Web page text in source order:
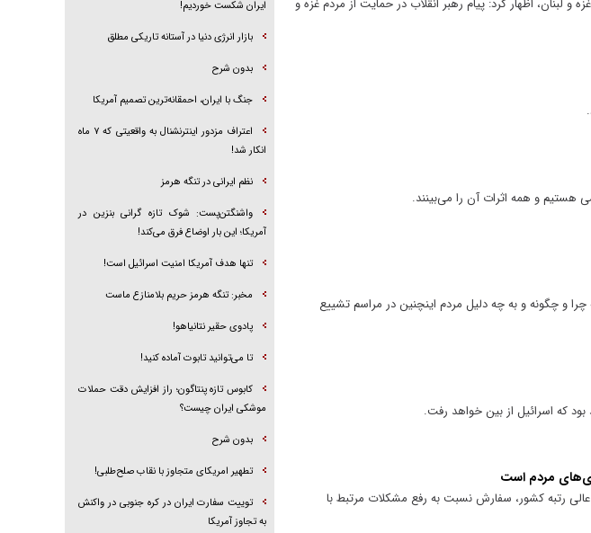
اظهار کرد: پیام رهبر انقلاب در حمایت از مردم غزه و
هستیم و همه اثرات آن را می‌بینند.
و چگونه و به چه دلیل مردم اینچنین در مراسم تشییع
که اسرائیل از بین خواهد رفت.
مردم است
رتبه کشور، سفارش نسبت به رفع مشکلات مرتبط با
ایران شکست خوردیم!
بازار انرژی دنیا در آستانه تاریکی مطلق
بدون شرح
جنگ با ایران، احمقانه‌ترین تصمیم آمریکا
اعتراف مزدور اینترنشنال به واقعیتی که ۷ ماه
انکار شد!
نظم ایرانی در تنگه هرمز
واشنگتن‌پست: شوک تازه گرانی بنزین در
آمریکا؛ این بار اوضاع فرق می‌کند!
تنها هدف آمریکا امنیت اسرائیل است!
مخبر: تنگه هرمز حریم بلامنازع ماست
پادوی حقیر نتانیاهو!
تا می‌توانید تابوت آماده کنید!
کابوس تازه پنتاگون؛ راز افزایش دقت حملات
موشکی ایران چیست؟
بدون شرح
تطهیر امریکای متجاوز با نقاب صلح‌طلبی!
توییت سفارت ایران در کره جنوبی در واکنش
به تجاوز آمریکا